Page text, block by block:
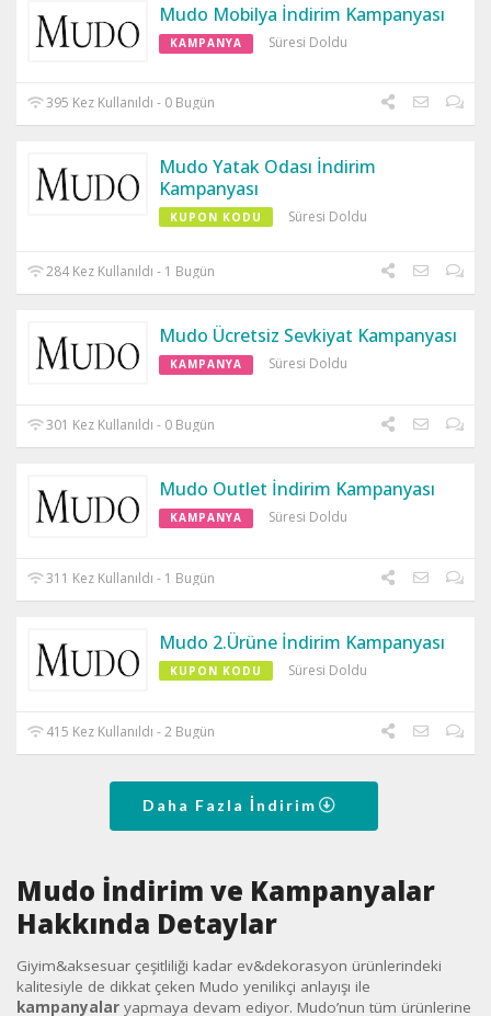
Mudo Mobilya İndirim Kampanyası
KAMPANYA Süresi Doldu
395 Kez Kullanıldı - 0 Bugün
Mudo Yatak Odası İndirim
Kampanyası
KUPON KODU Süresi Doldu
284 Kez Kullanıldı - 1 Bugün
Mudo Ücretsiz Sevkiyat Kampanyası
KAMPANYA Süresi Doldu
301 Kez Kullanıldı - 0 Bugün
Mudo Outlet İndirim Kampanyası
KAMPANYA Süresi Doldu
311 Kez Kullanıldı - 1 Bugün
Mudo 2.Ürüne İndirim Kampanyası
KUPON KODU Süresi Doldu
415 Kez Kullanıldı - 2 Bugün
Daha Fazla İndirim
Mudo İndirim ve Kampanyalar
Hakkında Detaylar
Giyim&aksesuar çeşitliliği kadar ev&dekorasyon ürünlerindeki
kalitesiyle de dikkat çeken Mudo yenilikçi anlayışı ile
kampanyalar yapmaya devam ediyor. Mudo’nun tüm ürünlerine